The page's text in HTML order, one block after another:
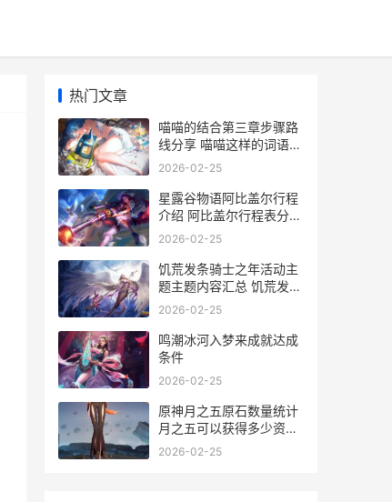
热门文章
喵喵的结合第三章步骤路
线分享 喵喵这样的词语还
有哪些
2026-02-25
星露谷物语阿比盖尔行程
介绍 阿比盖尔行程表分享
星露谷物语阿比盖尔生日
2026-02-25
饥荒发条骑士之年活动主
题主题内容汇总 饥荒发条
骑士有什么用
2026-02-25
鸣潮冰河入梦来成就达成
条件
2026-02-25
原神月之五原石数量统计
月之五可以获得多少资源
月之石可以进化哪些宠物
2026-02-25